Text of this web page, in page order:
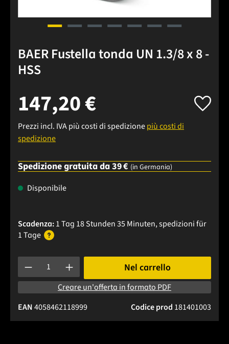
BAER Fustella tonda UN 1.3/8 x 8 -
HSS
147,20 €
Prezzi incl. IVA più costi di spedizionepiù costi di
spedizione
Spedizione gratuita da 39 € (in Germania)
Disponibile
Scadenza:1 Tag 18 Stunden 35 Minuten, spedizionifür
1 Tage
Quantità del prodotto: inserisci la quantità desiderata o
Nel carrello
Creare un'offerta in formato PDF
Codice prod 181401003
EAN4058462118999